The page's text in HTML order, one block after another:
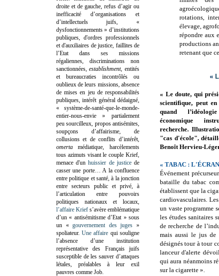
rotations,
élevage,
répondre aux
productions
retenant que
«
« Le doute, qui
scientifique, peut
quand
économique
recherche.
"cas d'école",
Benoît Hervieu-
« TABAC :
Événement
bataille du tabac
établissent que la
cardiovasculaires.
un vaste programme
les études sanitaires
de recherche de
mais aussi le jus
désignés tour à tour
lanceur d'alerte
qui aura néanmoins
sur la cigarette ».
droite et de gauche, refus d’agir ou
inefficacité d’organisations et
d’intellectuels juifs, «
dysfonctionnements » d’institutions
publiques, d'ordres professionnels
et d'auxiliaires de justice, faillites de
l’Etat dans ses missions
régaliennes, discriminations non
sanctionnées,establishment, entités
et bureaucraties incontrôlés ou
oublieux de leurs missions, absence
de mises en jeu de responsabilités
publiques, intérêt général dédaigné,
« système-de-santé-que-le-monde-
entier-nous-envie » partialement
peu sourcilleux, propos antisémites,
soupçons d’affairisme, de
collusions et de conflits d’intérêt,
omertamédiatique, harcèlements
tous azimuts visant le couple Krief,
menace d'unhuissier de justicede
casser une porte… A la confluence
entre politique et santé, à la jonction
entre secteurs public et privé, à
l’articulation entre pouvoirs
politiques nationaux et locaux,
l’affaire Krief s’avère emblématique
d’un « antisémitisme d’Etat » sous
un «gouvernement des juges »
spoliateur.Une affaire qui souligne
l’absence d’une institution
représentative des Français juifs
susceptible de les sauver d’attaques
létales, préalables à leur exil
pauvres comme Job.